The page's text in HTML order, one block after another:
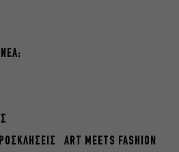
ART MEETS FASHION